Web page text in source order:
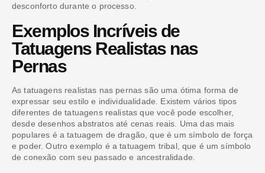
desconforto durante o processo.
Exemplos Incríveis de
Tatuagens Realistas nas
Pernas
As tatuagens realistas nas pernas são uma ótima forma de
expressar seu estilo e individualidade. Existem vários tipos
diferentes de tatuagens realistas que você pode escolher,
desde desenhos abstratos até cenas reais. Uma das mais
populares é a tatuagem de dragão, que é um símbolo de força
e poder. Outro exemplo é a tatuagem tribal, que é um símbolo
de conexão com seu passado e ancestralidade.